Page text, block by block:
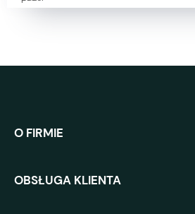
O FIRMIE
OBSŁUGA KLIENTA